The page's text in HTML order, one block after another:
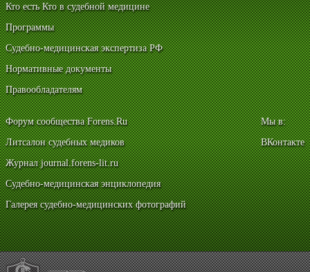
Кто есть Кто в судебной медицине
Программы
Судебно-медицинская экспертиза РФ
Нормативные документы
Правообладателям
Форум сообщества Forens.Ru
Литсалон судебных медиков
Журнал journal.forens-lit.ru
Судебно-медицинская энциклопедия
Галерея судебно-медицинских фотографий
Мы в:
ВКонтакте